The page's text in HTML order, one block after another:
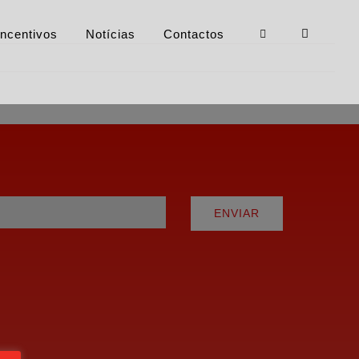
Notícias Contactos
ENVIAR